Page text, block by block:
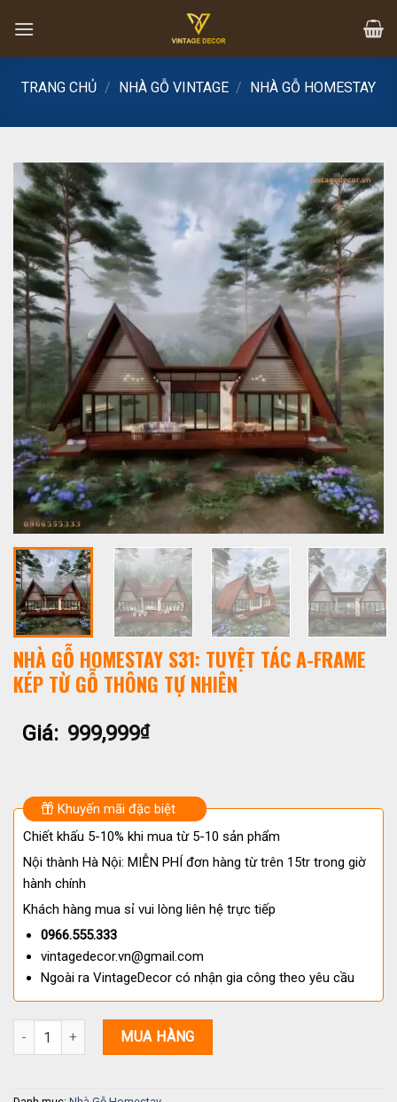
content
TRANG CHỦ / NHÀ GỖ VINTAGE / NHÀ GỖ HOMESTAY
NHÀ GỖ HOMESTAY S31: TUYỆT TÁC A-FRAME
KÉP TỪ GỖ THÔNG TỰ NHIÊN
Giá: 999,999₫
Khuyến mãi đặc biệt
Chiết khấu 5-10% khi mua từ 5-10 sản phẩm
Nội thành Hà Nội: MIỄN PHÍ đơn hàng từ trên 15tr trong giờ
hành chính
Khách hàng mua sỉ vui lòng liên hệ trực tiếp
0966.555.333
vintagedecor.vn@gmail.com
Ngoài ra VintageDecor có nhận gia công theo yêu cầu
Nhà gỗ Homestay S31: Tuyệt tác A-Frame Kép Từ Gỗ Thông Tự
MUA HÀNG